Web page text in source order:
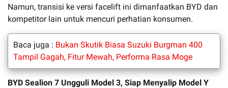
Namun, transisi ke versi facelift ini dimanfaatkan BYD dan
kompetitor lain untuk mencuri perhatian konsumen.
Baca juga : Bukan Skutik Biasa Suzuki Burgman 400
Tampil Gagah, Fitur Mewah, Performa Rasa Moge
BYD Sealion 7 Ungguli Model 3, Siap Menyalip Model Y